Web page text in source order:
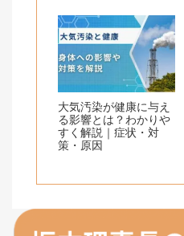
大気汚染が健康に与え
る影響とは？わかりや
すく解説｜症状・対
策・原因